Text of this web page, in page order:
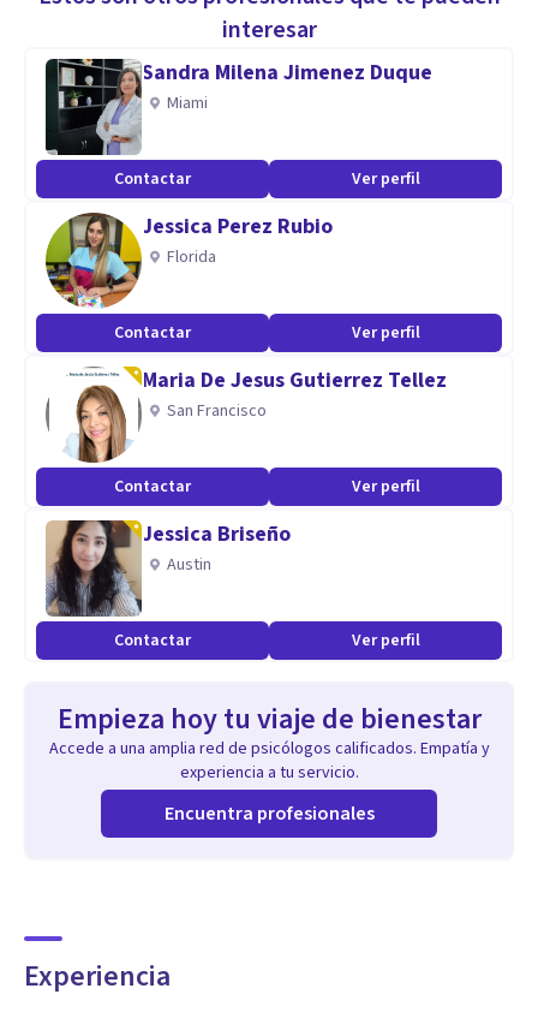
problemas psicológicos o situaciones problemáticas y
la persona se sienta mal en algún momento de su vida. guía
con planeación para adquirir nuevo repertorio
comportamental con un objetivo
Aptitudes
brindar herramientas para que las personas opten por su
desarrollo personal con un estilo de vida saludable en todas
las areas de la vida, con entrenamiento en toma de
decisiones y técnicas de afrontamiento para el manejo de
eventos similares.
interesar
Sandra Milena Jimenez Duque
Miami
Contactar Ver perfil
Jessica Perez Rubio
Florida
Contactar Ver perfil
Maria De Jesus Gutierrez Tellez
San Francisco
Contactar Ver perfil
Jessica Briseño
Austin
Contactar Ver perfil
Empieza hoy tu viaje de bienestar
Accede a una amplia red de psicólogos calificados. Empatía y
experiencia a tu servicio.
Encuentra profesionales
Experiencia